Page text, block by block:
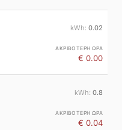
0.02
€ 0.00
0.8
€ 0.04